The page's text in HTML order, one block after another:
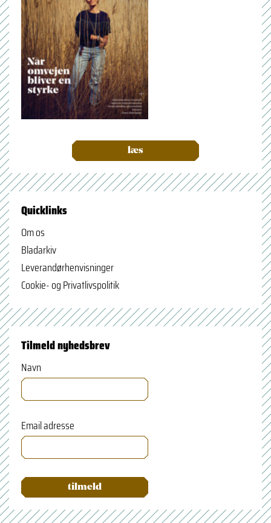
læs
Quicklinks
Om os
Bladarkiv
Leverandørhenvisninger
Cookie- og Privatlivspolitik
Tilmeld nyhedsbrev
Navn
Email adresse